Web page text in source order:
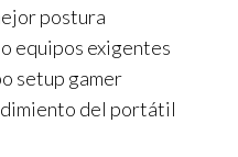
postura
equipos exigentes
setup gamer
del portátil